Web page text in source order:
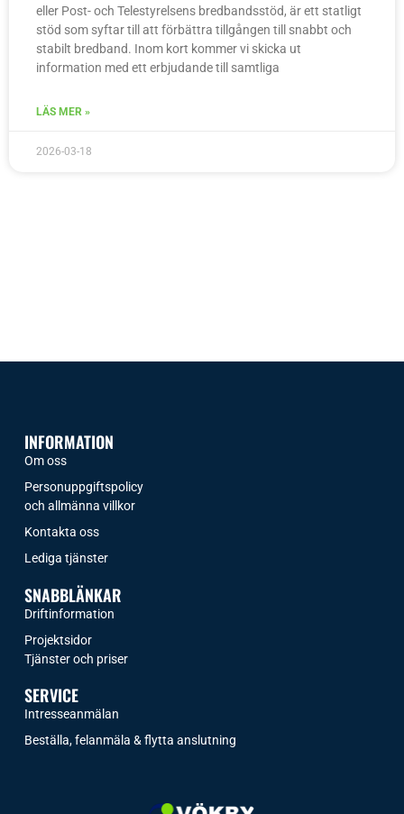
eller Post- och Telestyrelsens bredbandsstöd, är ett statligt
stöd som syftar till att förbättra tillgången till snabbt och
stabilt bredband. Inom kort kommer vi skicka ut
information med ett erbjudande till samtliga
LÄS MER »
2026-03-18
INFORMATION
Om oss
Personuppgiftspolicy
och allmänna villkor
Kontakta oss
Lediga tjänster
SNABBLÄNKAR
Driftinformation
Projektsidor
Tjänster och priser​
SERVICE
Intresseanmälan
Beställa, felanmäla & flytta anslutning